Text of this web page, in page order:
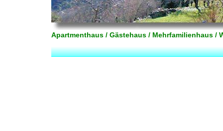
Apartmenthaus / Gästehaus / Mehrfamilienhaus /